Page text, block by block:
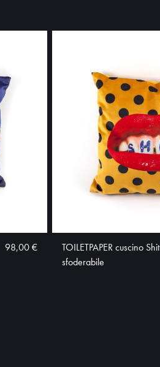
98,00 €
TOILETPAPER cuscino Shit
sfoderabile